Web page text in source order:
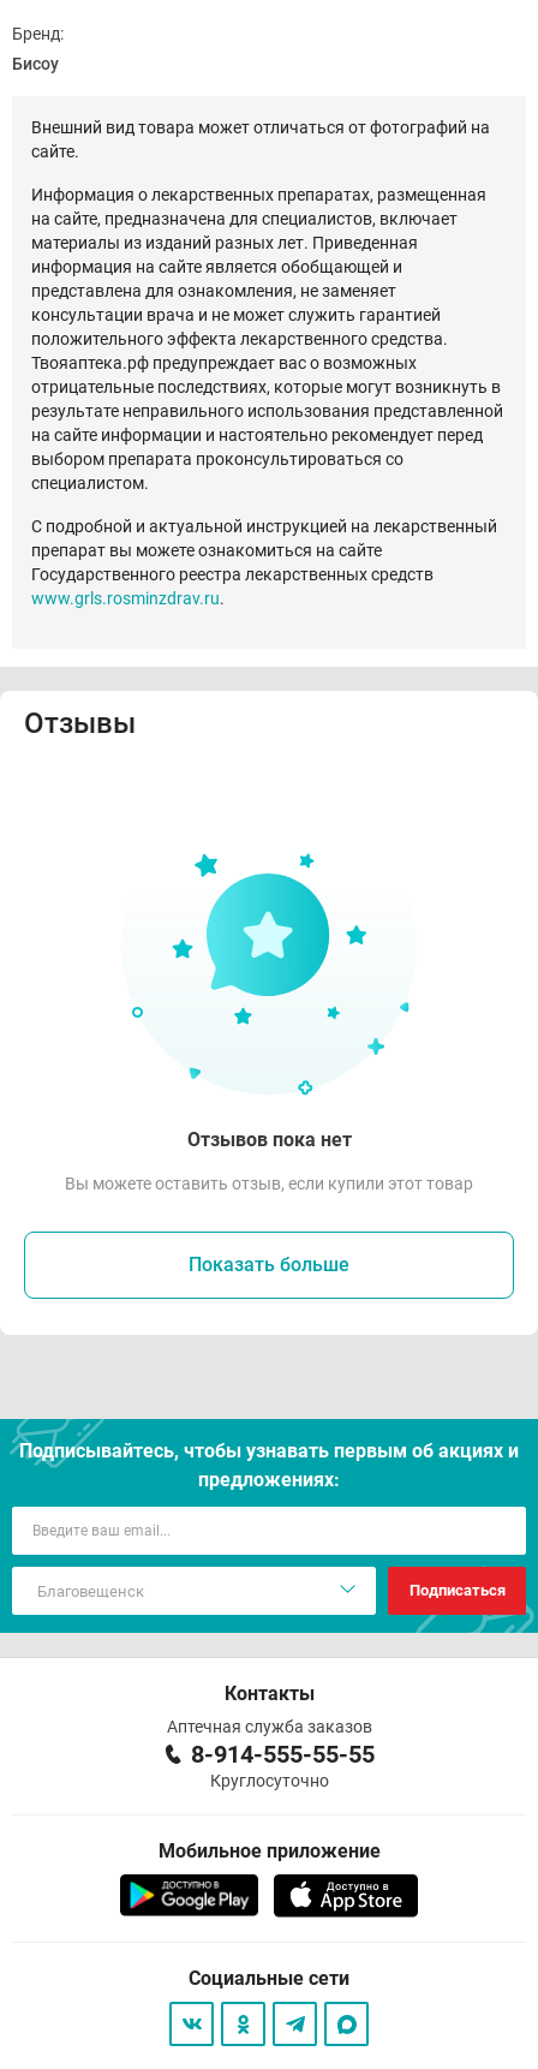
Бренд:
Бисоу
Внешний вид товара может отличаться от фотографий на
сайте.
Информация о лекарственных препаратах, размещенная
на сайте, предназначена для специалистов, включает
материалы из изданий разных лет. Приведенная
информация на сайте является обобщающей и
представлена для ознакомления, не заменяет
консультации врача и не может служить гарантией
положительного эффекта лекарственного средства.
Твояаптека.рф предупреждает вас о возможных
отрицательные последствиях, которые могут возникнуть в
результате неправильного использования представленной
на сайте информации и настоятельно рекомендует перед
выбором препарата проконсультироваться со
специалистом.
С подробной и актуальной инструкцией на лекарственный
препарат вы можете ознакомиться на сайте
Государственного реестра лекарственных средств
www.grls.rosminzdrav.ru.
Отзывы
Отзывов пока нет
Вы можете оставить отзыв, если купили этот товар
Показать больше
Подписывайтесь, чтобы узнавать первым об акцияx и
предложениях:
Подписаться
Контакты
Аптечная служба заказов
8-914-555-55-55
Круглосуточно
Мобильное приложение
Социальные сети